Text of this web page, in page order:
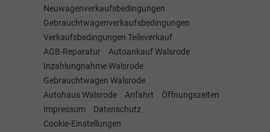
Neuwagenverkaufsbedingungen
Gebrauchtwagenverkaufsbedingungen
Verkaufsbedingungen Teileverkauf
AGB-Reparatur
Autoankauf Walsrode
Inzahlungnahme Walsrode
Gebrauchtwagen Walsrode
Autohaus Walsrode
Anfahrt
Öffnungszeiten
Impressum
Datenschutz
Cookie-Einstellungen